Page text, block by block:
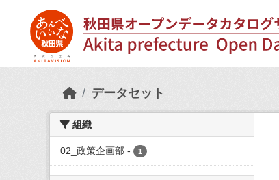
データセット
組織
02_政策企画部 - 1